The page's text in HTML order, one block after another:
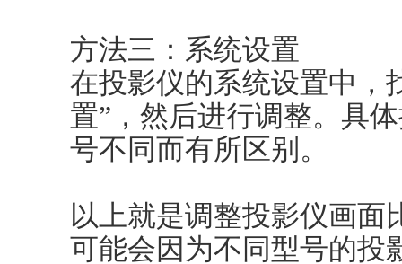
方法三：系统设置
在投影仪的系统设置中，
置”，然后进行调整。具
号不同而有所区别。
以上就是调整投影仪画面
可能会因为不同型号的投